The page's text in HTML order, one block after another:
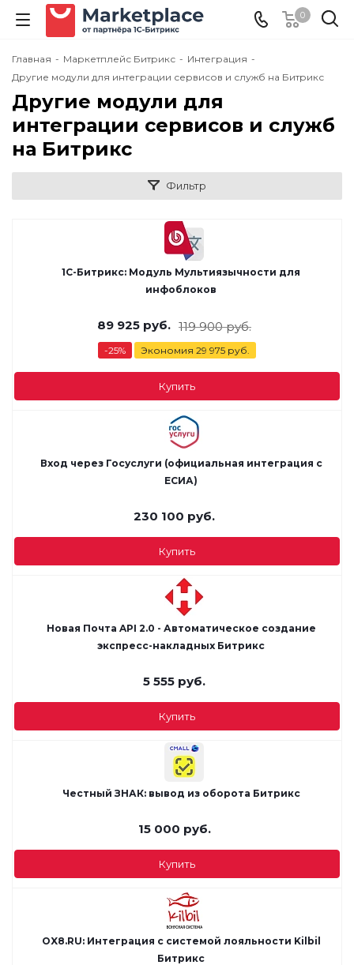
0
Главная - Маркетплейс Битрикс - Интеграция -
Другие модули для интеграции сервисов и служб на Битрикс
Другие модули для
интеграции сервисов и служб
на Битрикс
Фильтр
1С-Битрикс: Модуль Мультиязычности для
инфоблоков
89 925 руб. 119 900руб.
-25% Экономия 29 975 руб.
Купить
Вход через Госуслуги (официальная интеграция с
ЕСИА)
230 100 руб.
Купить
Новая Почта API 2.0 - Автоматическое создание
экспресс-накладных Битрикс
5 555 руб.
Купить
Честный ЗНАК: вывод из оборота Битрикс
15 000 руб.
Купить
OX8.RU: Интеграция с системой лояльности Kilbil
Битрикс